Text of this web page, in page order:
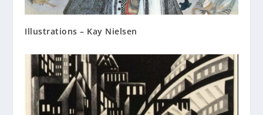
Illustrations – Kay Nielsen